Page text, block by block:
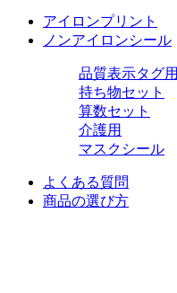
アイロンプリント
ノンアイロンシール
品質表示タグ用
持ち物セット
算数セット
介護用
マスクシール
よくある質問
商品の選び方